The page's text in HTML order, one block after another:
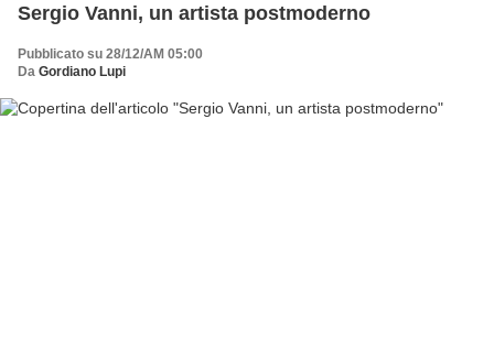
Sergio Vanni, un artista postmoderno
Pubblicato su 28/12/AM 05:00
Da Gordiano Lupi